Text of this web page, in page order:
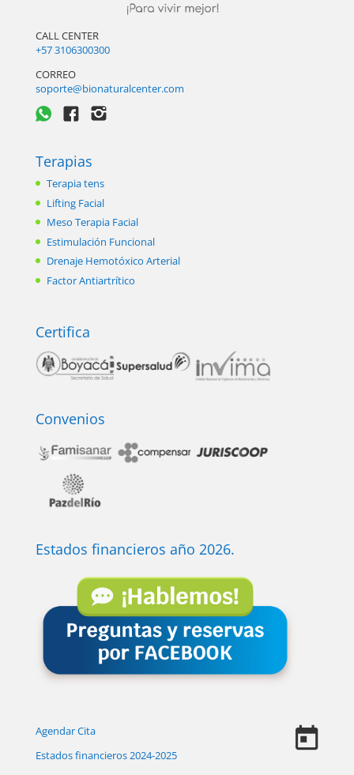
CALL CENTER
+57 3106300300
CORREO
soporte@bionaturalcenter.com
Terapias
Terapia tens
Lifting Facial
Meso Terapia Facial
Estimulación Funcional
Drenaje Hemotóxico Arterial
Factor Antiartrítico
Certifica
Convenios
Estados financieros año 2026.
Agendar Cita
Estados financieros 2024-2025